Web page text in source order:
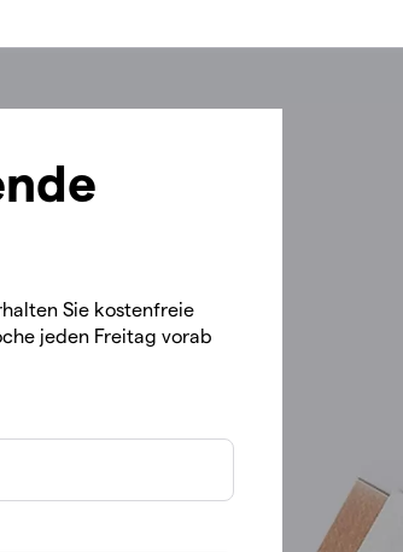
Sie kostenfreie
jeden Freitag vorab